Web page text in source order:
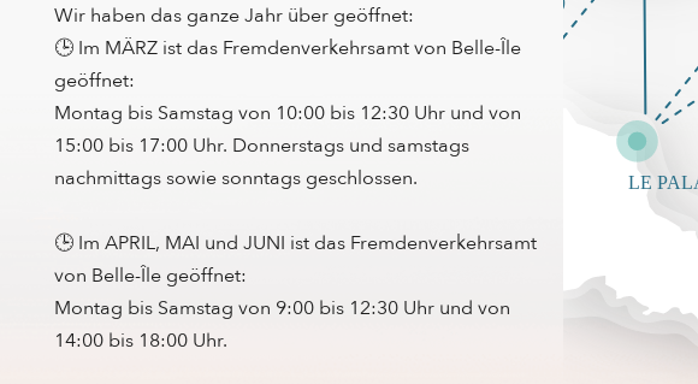
Wir haben das ganze Jahr über geöffnet:
🕒 Im MÄRZ ist das Fremdenverkehrsamt von Belle-Île
geöffnet:
Montag bis Samstag von 10:00 bis 12:30 Uhr und von
15:00 bis 17:00 Uhr. Donnerstags und samstags
nachmittags sowie sonntags geschlossen.
🕒 Im APRIL, MAI und JUNI ist das Fremdenverkehrsamt
von Belle-Île geöffnet:
Montag bis Samstag von 9:00 bis 12:30 Uhr und von
14:00 bis 18:00 Uhr.